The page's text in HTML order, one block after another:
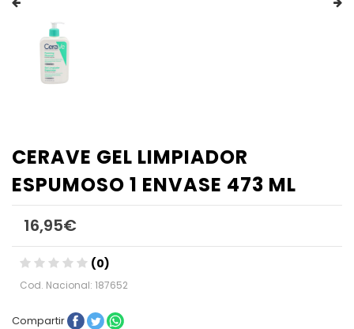
CERAVE GEL LIMPIADOR
ESPUMOSO 1 ENVASE 473 ML
16,95€
(0)
Cod. Nacional: 187652
Compartir